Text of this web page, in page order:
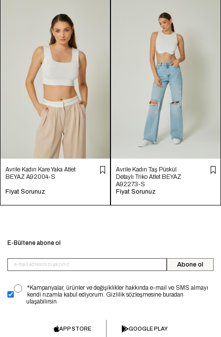
Avrile Kadın Kare Yaka Atlet
BEYAZ A92004-S
Fiyat Sorunuz
Avrile Kadın Taş Püskül
Detaylı Triko Atlet BEYAZ
A92273-S
Fiyat Sorunuz
E-Bültene abone ol
Abone ol
*Kampanyalar, ürünler ve değişiklikler hakkında e-mail ve SMS almayı
kendi rızamla kabul ediyorum. Gizlilik sözleşmesine buradan
ulaşabilirsin
APP STORE GOOGLE PLAY